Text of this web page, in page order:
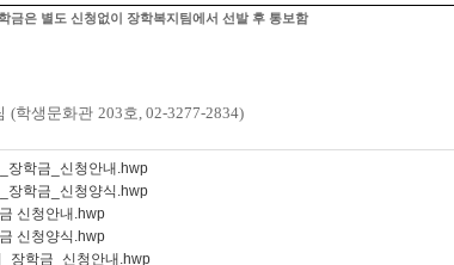
금은 별도 신청없이 장학복지팀에서 선발 후 통보함
(학생문화관 203호, 02-3277-2834)
장학금_신청안내.hwp
장학금_신청양식.hwp
신청안내.hwp
신청양식.hwp
장학금_신청안내.hwp